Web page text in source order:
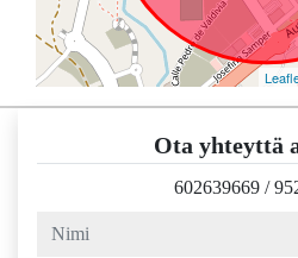
Ota yhteyttä
602639669 /
nimi